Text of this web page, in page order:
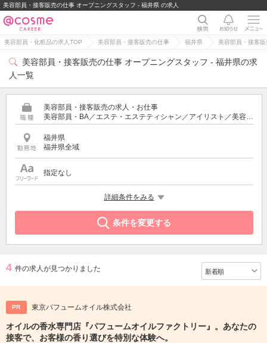
美容部員・接客販売の仕事 オープニングスタッフ - 福井県 の求人
美容部員・化粧品の求人TOP 美容部員・接客販売の仕事 福井県 美容部員・接客
美容部員・接客販売の仕事 オープニングスタッフ - 福井県の求
人一覧
美容部員・接客販売の求人・お仕事
美容部員・BA／エステ・エステティシャン／アイリスト／美容師／受付・フロント
福井県
福井県全域
指定なし
詳細条件をみる
条件を変更する
4 件の求人が見つかりました
PR 東京パフュームオイル株式会社
オイルの香水専門店『パフュームオイルファクトリー』。あなたの
接客で、お客様の香り選びを特別な体験へ。